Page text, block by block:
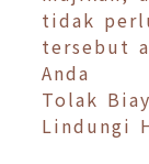
tidak
tersebut
Anda
Tolak
Lindungi